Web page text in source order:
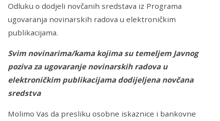
Odluku o dodjeli novčanih sredstava iz Programa
ugovaranja novinarskih radova u elektroničkim
publikacijama.
Svim novinarima/kama kojima su temeljem Javnog
poziva za ugovaranje novinarskih radova u
elektroničkim publikacijama dodijeljena novčana
sredstva
Molimo Vas da presliku osobne iskaznice i bankovne